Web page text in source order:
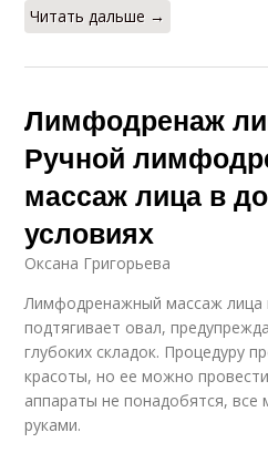
Читать дальше →
Лимфодренаж
Ручной
массаж лица в
условиях
Оксана Григорьева
Лимфодренажный массаж лица
подтягивает овал,
глубоких складок. Процедуру
красоты, но ее можно
аппараты не понадобятся, все
руками.